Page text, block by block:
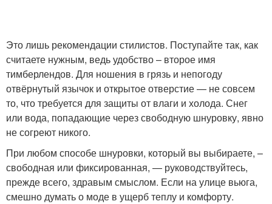
Это лишь рекомендации стилистов. Поступайте так, как
считаете нужным, ведь удобство – второе имя
тимберлендов. Для ношения в грязь и непогоду
отвёрнутый язычок и открытое отверстие — не совсем
то, что требуется для защиты от влаги и холода. Снег
или вода, попадающие через свободную шнуровку, явно
не согреют никого.
При любом способе шнуровки, который вы выбираете, –
свободная или фиксированная, — руководствуйтесь,
прежде всего, здравым смыслом. Если на улице вьюга,
смешно думать о моде в ущерб теплу и комфорту.